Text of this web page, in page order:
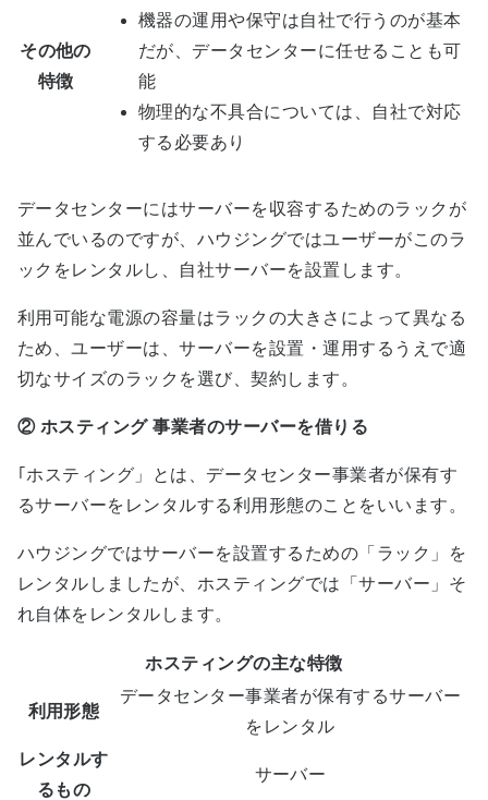
その他の
特徴
機器の運用や保守は自社で行うのが基本
だが、データセンターに任せることも可
能
物理的な不具合については、自社で対応
する必要あり
データセンターにはサーバーを収容するためのラックが
並んでいるのですが、ハウジングではユーザーがこのラ
ックをレンタルし、自社サーバーを設置します。
利用可能な電源の容量はラックの大きさによって異なる
ため、ユーザーは、サーバーを設置・運用するうえで適
切なサイズのラックを選び、契約します。
② ホスティング 事業者のサーバーを借りる
｢ホスティング」とは、データセンター事業者が保有す
るサーバーをレンタルする利用形態のことをいいます。
ハウジングではサーバーを設置するための「ラック」を
レンタルしましたが、ホスティングでは「サーバー」そ
れ自体をレンタルします。
ホスティングの主な特徴
利用形態
データセンター事業者が保有するサーバー
をレンタル
レンタルす
るもの
サーバー